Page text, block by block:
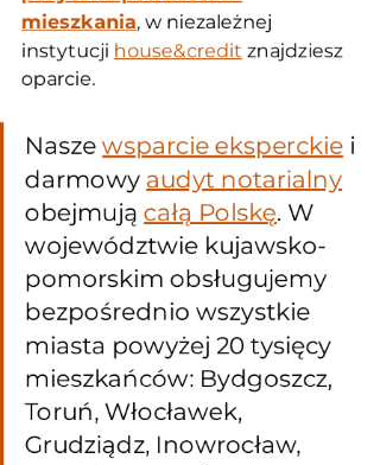
mieszkania, w niezależnej
instytucji house&credit znajdziesz
oparcie.
Nasze wsparcie eksperckie i
darmowy audyt notarialny
obejmują całą Polskę. W
województwie kujawsko-
pomorskim obsługujemy
bezpośrednio wszystkie
miasta powyżej 20 tysięcy
mieszkańców: Bydgoszcz,
Toruń, Włocławek,
Grudziądz, Inowrocław,